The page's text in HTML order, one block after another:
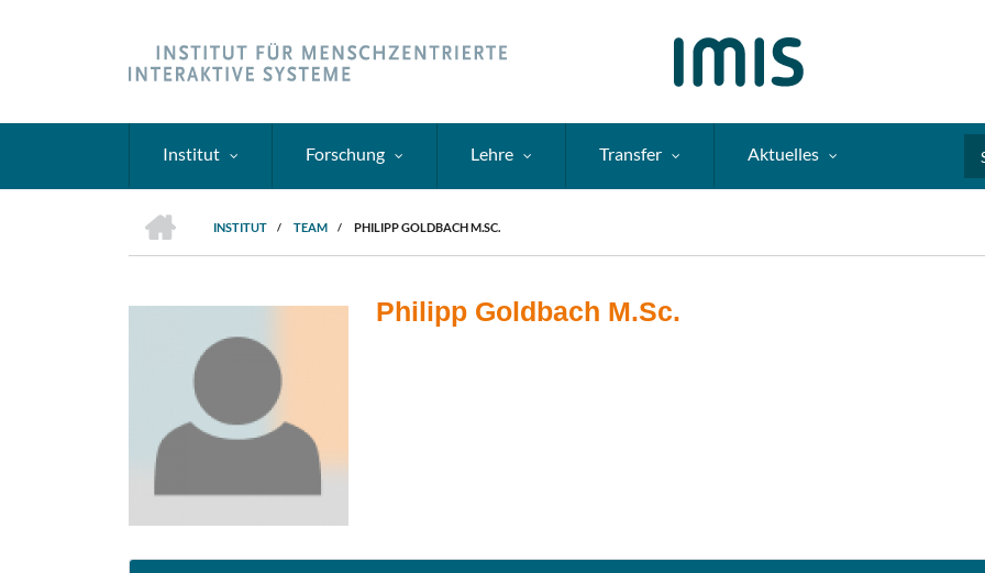
Institut Forschung Lehre Transfer Aktuelles
PFADNAVIGATION
INSTITUT
/ TEAM / PHILIPP GOLDBACH M.SC.
Philipp Goldbach M.Sc.